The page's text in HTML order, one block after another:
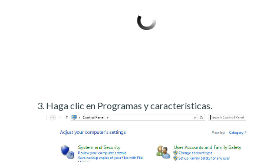
Haga clic en Programas y características.